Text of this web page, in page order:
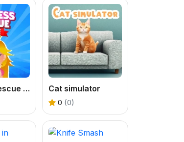
Princess Rescue Cut Rope Cat simulator
0 (0)